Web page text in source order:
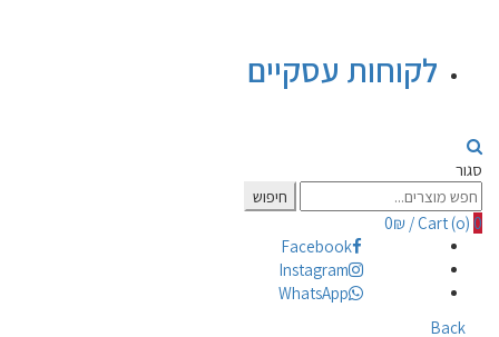
לקוחות עסקיים
סגור
Search
for:
חיפוש
Cart (o) 0
/
0₪
Facebook
Instagram
WhatsApp
Back